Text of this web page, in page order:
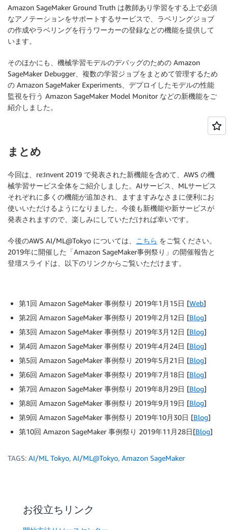
Amazon SageMaker Ground Truth は教師あり学習をする上で必須
なアノテーションをサポートするサービスで、ラベリングジョブ
の作成やラベリングを行うワーカーの登録などの機能を提供して
います。
そのほかにも、機械学習モデルのデバッグのための Amazon
SageMaker Debugger、複数の学習ジョブをまとめて管理するため
の Amazon SageMaker Experiments、デプロイしたモデルの性能
監視を行う Amazon SageMaker Model Monitor などの新機能をご
紹介しました。
まとめ
今回は、re:Invent 2019 で発表された新機能を含めて、AWS の機
械学習サービス全体をご紹介しました。AIサービス、MLサービス
それぞれに多くの機能が追加され、ますますみなさまに便利にお
使いいただけるようになりました。今後も新機能や新サービスが
発表されますので、楽しみにしていただければ幸いです。
今後のAWS AI/ML@Tokyo については、 こちら をご覧ください。
2019年に開催した「Amazon SageMaker事例祭り」の開催報告と
登壇スライドは、以下のリンクからご覧いただけます。
第1回 Amazon SageMaker 事例祭り 2019年1月15日 [Web]
第2回 Amazon SageMaker 事例祭り 2019年2月12日 [Blog]
第3回 Amazon SageMaker 事例祭り 2019年3月12日 [Blog]
第4回 Amazon SageMaker 事例祭り 2019年4月24日 [Blog]
第5回 Amazon SageMaker 事例祭り 2019年5月21日 [Blog]
第6回 Amazon SageMaker 事例祭り 2019年7月18日 [Blog]
第7回 Amazon SageMaker 事例祭り 2019年8月29日 [Blog]
第8回 Amazon SageMaker 事例祭り 2019年9月19日 [Blog]
第9回 Amazon SageMaker 事例祭り 2019年10月30日 [Blog]
第10回 Amazon SageMaker 事例祭り 2019年11月28日[Blog]
TAGS: AI/ML Tokyo, AI/ML@Tokyo, Amazon SageMaker
お役立ちリンク